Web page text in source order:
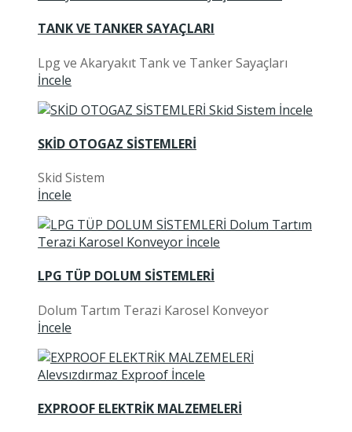
TANK VE TANKER SAYAÇLARI
Lpg ve Akaryakıt Tank ve Tanker Sayaçları
İncele
SKİD OTOGAZ SİSTEMLERİ
Skid Sistem
İncele
LPG TÜP DOLUM SİSTEMLERİ
Dolum Tartım Terazi Karosel Konveyor
İncele
EXPROOF ELEKTRİK MALZEMELERİ